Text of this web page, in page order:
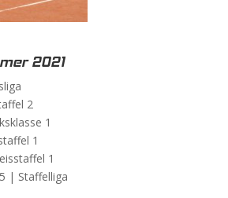
2021
2
1
1
1
| Staffelliga